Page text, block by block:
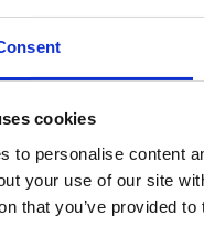
cookies
to personalise content
your use of our site
that you’ve provided